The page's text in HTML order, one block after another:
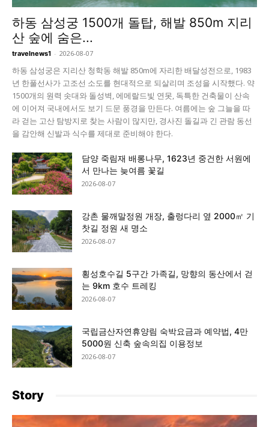
하동 삼성궁 1500개 돌탑, 해발 850m 지리
산 숲에 숨은...
travelnews1 - 2026-08-07
하동 삼성궁은 지리산 청학동 해발 850m에 자리한 배달성전으로, 1983
년 한풀선사가 고조선 소도를 현대적으로 되살리며 조성을 시작했다. 약
1500개의 원력 솟대와 돌성벽, 에메랄드빛 연못, 독특한 건축물이 산속
에 이어져 국내에서도 보기 드문 풍경을 만든다. 여름에는 숲 그늘을 따
라 걷는 고산 탐방지로 찾는 사람이 많지만, 경사진 돌길과 긴 관람 동선
을 감안해 신발과 식수를 제대로 준비해야 한다.
담양 죽림재 배롱나무, 1623년 중건한 서원에
서 만나는 늦여름 꽃길
2026-08-07
강촌 물깨말정원 개장, 출렁다리 옆 2000㎡ 기
찻길 정원 새 명소
2026-08-07
횡성호수길 5구간 가족길, 망향의 동산에서 걷
는 9km 호수 트레킹
2026-08-07
국립금산자연휴양림 숙박요금과 예약법, 4만
5000원 신축 숲속의집 이용정보
2026-08-07
Story